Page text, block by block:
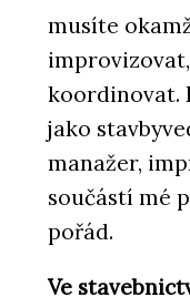
musíte
koordinovat.
jako
manažer,
součástí mé
pořád.
Ve